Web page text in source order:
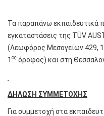
Τα παραπάνω εκπαιδευτικά
εγκαταστάσεις της TÜV
(Λεωφόρος Μεσογείων 429,
1 ος όροφος) και στη
ΔΗΛΩΣΗ ΣΥΜΜΕΤΟΧΗΣ
Για συμμετοχή στα